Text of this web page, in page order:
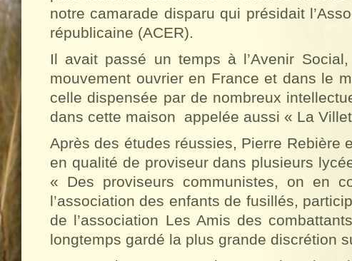
notre camarade disparu qui présidait
républicaine (ACER).
Il avait passé un temps à l’Avenir
mouvement ouvrier en France et dans le
celle dispensée par de nombreux
dans cette maison appelée aussi « La
Après des études réussies, Pierre Rebière
en qualité de proviseur dans plusieurs
« Des proviseurs communistes, on en
l’association des enfants de fusillés,
de l’association Les Amis des
longtemps gardé la plus grande discrétion